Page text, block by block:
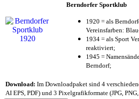
Berndorfer Sportklub
1920 = als
Vereinsfarben:
1934 = als Sport
reaktiviert;
1945 =
Berndorf;
Download: Im Downloadpaket sind 4
AI EPS, PDF) und 3 Pixelgrafikformate (JPG,